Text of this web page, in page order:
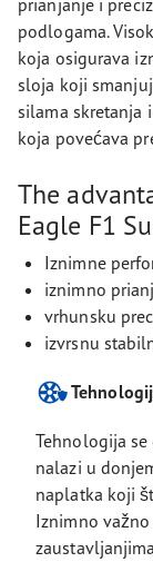
prianjanje i
podlogama.
koja osigurava
sloja koji
silama skretanja
koja povećava
The
Eagle F1
Iznimne
iznimno
vrhunsku
izvrsnu
Tehnologija
nalazi u
naplatka koji
Iznimno